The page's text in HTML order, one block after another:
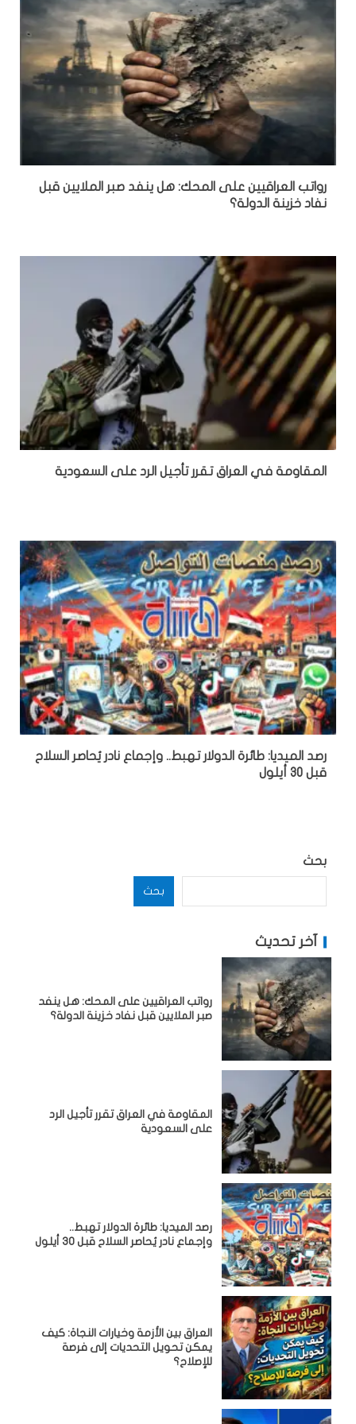
رواتب العراقيين على المحك: هل ينفد صبر الملايين قبل
نفاد خزينة الدولة؟
المقاومة في العراق تقرر تأجيل الرد على السعودية
رصد الميديا: طائرة الدولار تهبط.. وإجماع نادر يُحاصر السلاح
قبل 30 أيلول
بحث
بحث
آخر تحديث
رواتب العراقيين على المحك: هل ينفد
صبر الملايين قبل نفاد خزينة الدولة؟
المقاومة في العراق تقرر تأجيل الرد
على السعودية
رصد الميديا: طائرة الدولار تهبط..
وإجماع نادر يُحاصر السلاح قبل 30 أيلول
العراق بين الأزمة وخيارات النجاة: كيف
يمكن تحويل التحديات إلى فرصة
للإصلاح؟